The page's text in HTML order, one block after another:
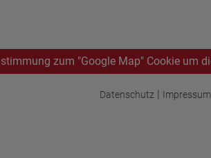
zum "Google Map" Cookie um
Datenschutz| Impressum